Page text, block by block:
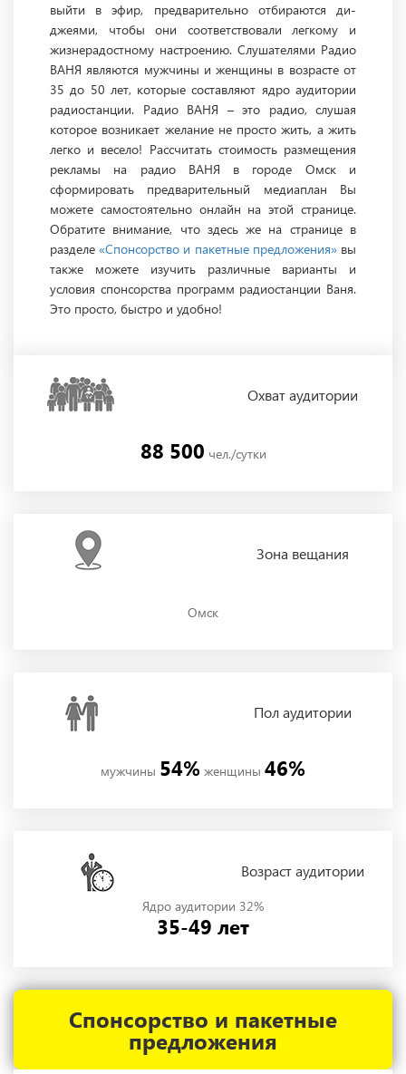
выйти в эфир, предварительно отбираются ди-
джеями, чтобы они соответствовали легкому и
жизнерадостному настроению. Слушателями Радио
ВАНЯ являются мужчины и женщины в возрасте от
35 до 50 лет, которые составляют ядро аудитории
радиостанции. Радио ВАНЯ – это радио, слушая
которое возникает желание не просто жить, а жить
легко и весело! Рассчитать стоимость размещения
рекламы на радио ВАНЯ в городе Омск и
сформировать предварительный медиаплан Вы
можете самостоятельно онлайн на этой странице.
Обратите внимание, что здесь же на странице в
разделе«Спонсорство и пакетные предложения»вы
также можете изучить различные варианты и
условия спонсорства программ радиостанции Ваня.
Это просто, быстро и удобно!
Охватаудитории
88 500 чел./сутки
Зона вещания
Омск
Полаудитории
мужчины 54% женщины 46%
Возраст аудитории
Ядро аудитории 32%
35-49 лет
Спонсорство и пакетные
предложения